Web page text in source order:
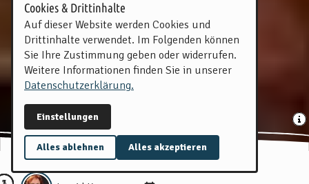
Cookies & Drittinhalte
Auf dieser Website werden Cookies und
Drittinhalte verwendet. Im Folgenden können
Sie Ihre Zustimmung geben oder widerrufen.
Weitere Informationen finden Sie in unserer
Datenschutzerklärung.
Einstellungen
Alles ablehnen Alles akzeptieren